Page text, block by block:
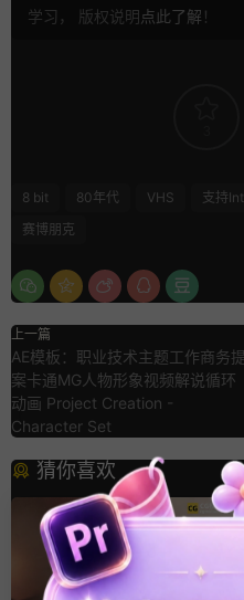
学习， 版权说明点此了解 ！
8 bit 80年代 VHS 支持
赛博朋克
上一篇
AE模板：职业技术主题工作商务提
案卡通MG人物形象视频解说循环
动画 Project Creation -
Character Set
猜你喜欢